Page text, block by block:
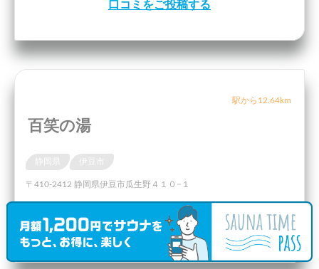
口コミをご投稿する
駅から12.64km
百笑の湯
〒410-2412 静岡県伊豆市瓜生野４１０−１
口コミをご投稿する